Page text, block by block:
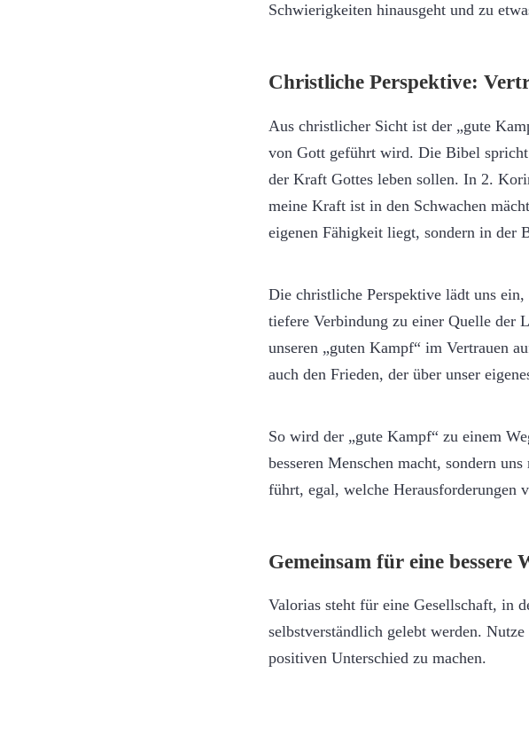
Schwierigkeiten hinausgeht und zu
Christliche Perspektive:
Aus christlicher Sicht ist der „gute
von Gott geführt wird. Die Bibel
der Kraft Gottes leben sollen. In 2.
meine Kraft ist in den Schwachen
eigenen Fähigkeit liegt, sondern in der
Die christliche Perspektive lädt uns
tiefere Verbindung zu einer Quelle der
unseren „guten Kampf“ im Vertrauen
auch den Frieden, der über unser
So wird der „gute Kampf“ zu einem
besseren Menschen macht, sondern
führt, egal, welche Herausforderungen
Gemeinsam für eine bessere
Valorias steht für eine Gesellschaft, in
selbstverständlich gelebt werden.
positiven Unterschied zu machen.